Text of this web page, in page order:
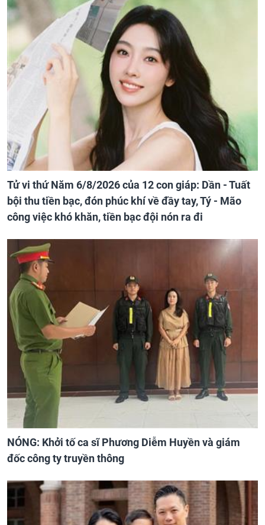
Tử vi thứ Năm 6/8/2026 của 12 con giáp: Dần - Tuất
bội thu tiền bạc, đón phúc khí về đầy tay, Tý - Mão
công việc khó khăn, tiền bạc đội nón ra đi
NÓNG: Khởi tố ca sĩ Phương Diễm Huyền và giám
đốc công ty truyền thông